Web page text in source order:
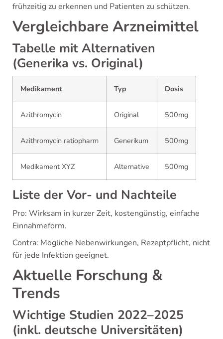
frühzeitig zu erkennen und Patienten zu schützen.
Vergleichbare Arzneimittel
Tabelle mit Alternativen
(Generika vs. Original)
Medikament Typ Dosis
Azithromycin Original 500mg
Azithromycin ratiopharm Generikum 500mg
Medikament XYZ Alternative 500mg
Liste der Vor- und Nachteile
Pro: Wirksam in kurzer Zeit, kostengünstig, einfache
Einnahmeform.
Contra: Mögliche Nebenwirkungen, Rezeptpflicht, nicht
für jede Infektion geeignet.
Aktuelle Forschung &
Trends
Wichtige Studien 2022–2025
(inkl. deutsche Universitäten)